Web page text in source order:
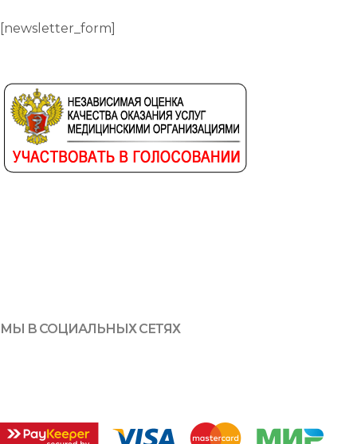
[newsletter_form]
МЫ В СОЦИАЛЬНЫХ СЕТЯХ